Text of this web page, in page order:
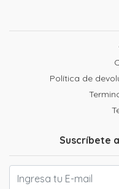
Política de
Suscríbete